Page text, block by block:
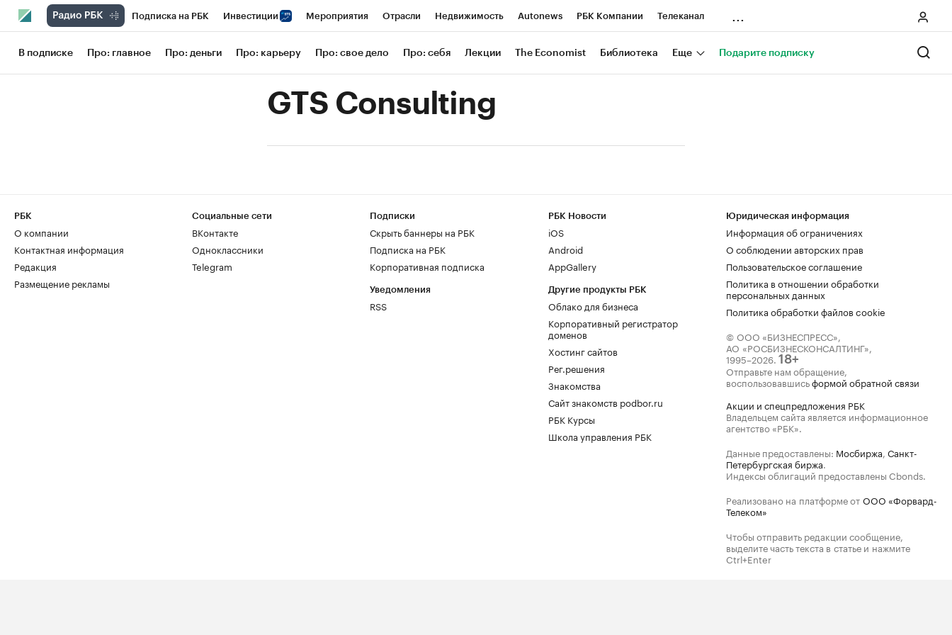
Подписка на РБК Инвестиции Мероприятия Отрасли Недвижимость Autonews РБК Компании Телеканал
РБК Вино Школа управления РБК РБК Образование РБК Курсы РБК Life Тренды Визионеры
Франшизы Газета Спецпроекты СПб Конференции СПб
Политика Экономика Бизнес Технологии и медиа Финансы Рынок наличной валюты
В подписке Про: главное Про: деньги Про: карьеру Про: свое дело Про: себя Лекции The Economist Библиотека Еще Подарите подписку
GTS Consulting
РБК
О компании
Контактная информация
Редакция
Размещение рекламы
Социальные сети
ВКонтакте
Одноклассники
Telegram
Подписки
Скрыть баннеры на РБК
Подписка на РБК
Корпоративная подписка
Уведомления
RSS
РБК Новости
iOS
Android
AppGallery
Другие продукты РБК
Облако для бизнеса
Корпоративный регистратор
доменов
Хостинг сайтов
Рег.решения
Знакомства
Сайт знакомств podbor.ru
РБК Курсы
Школа управления РБК
Юридическая информация
Информация об ограничениях
О соблюдении авторских прав
Пользовательское соглашение
Политика в отношении обработки
персональных данных
Политика обработки файлов cookie
© ООО «БИЗНЕСПРЕСС»,
АО «РОСБИЗНЕСКОНСАЛТИНГ»,
1995–2026. 18+
Отправьте нам обращение,
воспользовавшисьформой обратной связи
Акции и спецпредложения РБК
Владельцем сайта является информационное
агентство «РБК».
Данные предоставлены: Мосбиржа, Санкт-
Петербургская биржа.
Индексы облигаций предоставлены Cbonds.
Реализовано на платформе от ООО «Форвард-
Телеком»
Чтобы отправить редакции сообщение,
выделите часть текста в статье и нажмите
Ctrl+Enter